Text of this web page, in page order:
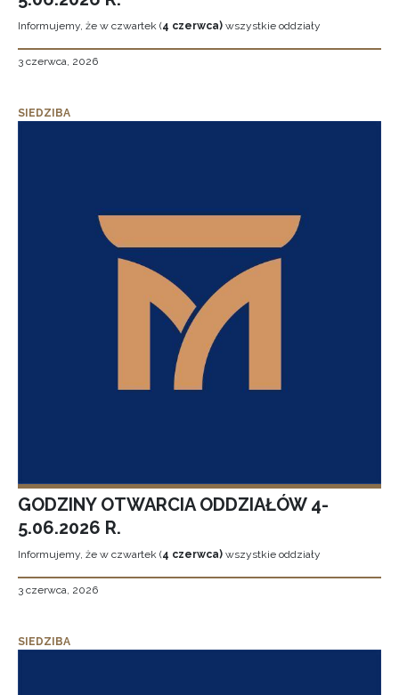
Informujemy, że w czwartek (4 czerwca) wszystkie oddziały
3 czerwca, 2026
SIEDZIBA
GODZINY OTWARCIA ODDZIAŁÓW 4-
5.06.2026 R.
Informujemy, że w czwartek (4 czerwca) wszystkie oddziały
3 czerwca, 2026
SIEDZIBA